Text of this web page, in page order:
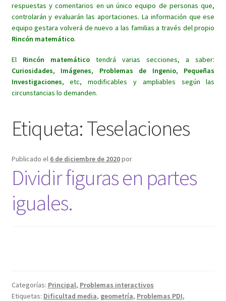
respuestas y comentarios en un único equipo de personas que,
controlarán y evaluarán las aportaciones. La información que ese
equipo gestara volverá de nuevo a las familias a través del propio
Rincón matemático.
El Rincón matemáticotendrá varias secciones, a saber:
Curiosidades, Imágenes, Problemas de Ingenio, Pequeñas
Investigaciones, etc, modificables y ampliables según las
circunstancias lo demanden.
Etiqueta:Teselaciones
Publicado el 6 de diciembre de 2020por
Dividir figuras en partes
iguales.
Categorías: Principal, Problemas interactivos
Etiquetas: Dificultad media, geometría, Problemas PDI,